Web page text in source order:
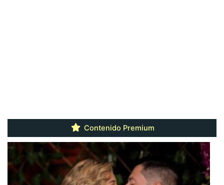
Contenido Premium